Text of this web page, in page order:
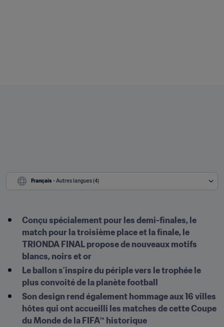
Français - Autres langues (4)
Conçu spécialement pour les demi-finales, le
match pour la troisième place et la finale, le
TRIONDA FINAL propose de nouveaux motifs
blancs, noirs et or
Le ballon s’inspire du périple vers le trophée le
plus convoité de la planète football
Son design rend également hommage aux 16 villes
hôtes qui ont accueilli les matches de cette Coupe
du Monde de la FIFA™ historique